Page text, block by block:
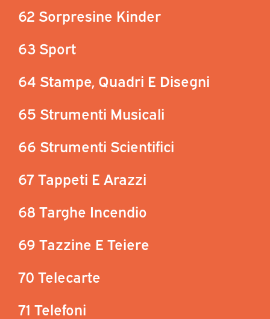
62 Sorpresine Kinder
63 Sport
64 Stampe, Quadri E Disegni
65 Strumenti Musicali
66 Strumenti Scientifici
67 Tappeti E Arazzi
68 Targhe Incendio
69 Tazzine E Teiere
70 Telecarte
71 Telefoni